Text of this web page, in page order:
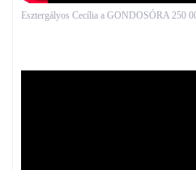
Esztergályos Cecília a GONDOSÓRA 250